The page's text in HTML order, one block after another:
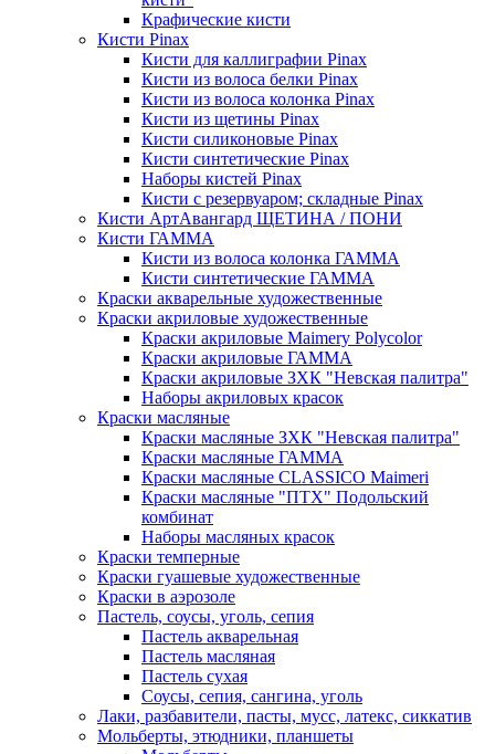
Крафические кисти
Кисти Pinax
Кисти для каллиграфии Pinax
Кисти из волоса белки Pinax
Кисти из волоса колонка Pinax
Кисти из щетины Pinax
Кисти силиконовые Pinax
Кисти синтетические Pinax
Наборы кистей Pinax
Кисти с резервуаром; складные Pinax
Кисти АртАвангард ЩЕТИНА / ПОНИ
Кисти ГАММА
Кисти из волоса колонка ГАММА
Кисти синтетические ГАММА
Краски акварельные художественные
Краски акриловые художественные
Краски акриловые Maimery Polycolor
Краски акриловые ГАММА
Краски акриловые ЗХК "Невская палитра"
Наборы акриловых красок
Краски масляные
Краски масляные ЗХК "Невская палитра"
Краски масляные ГАММА
Краски масляные CLASSICO Maimeri
Краски масляные "ПТХ" Подольский
комбинат
Наборы масляных красок
Краски темперные
Краски гуашевые художественные
Краски в аэрозоле
Пастель, соусы, уголь, сепия
Пастель акварельная
Пастель масляная
Пастель сухая
Соусы, сепия, сангина, уголь
Лаки, разбавители, пасты, мусс, латекс, сиккатив
Мольберты, этюдники, планшеты